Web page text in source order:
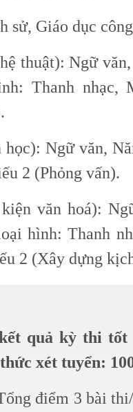
sử, Giáo dục
thuật): Ngữ
Thanh nhạc,
học): Ngữ văn,
2 (Phỏng vấn).
văn hoá):
hình: Thanh
2 (Xây dựng
quả kỳ thi
xét tuyển:
điểm 3 bài